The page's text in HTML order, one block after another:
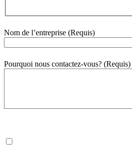
Nom de l’entreprise (Requis)
Pourquoi nous contactez-vous? (Requis)